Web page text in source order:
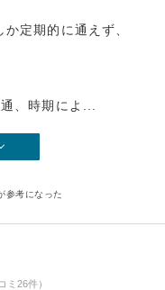
定期的に通えず、
、時期によ...
参考になった
ミ26件）